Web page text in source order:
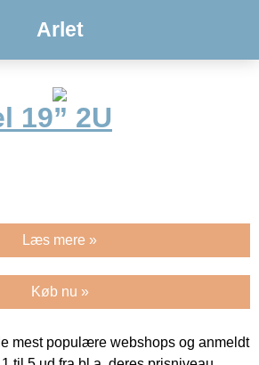
Arlet
19” 2U
Læs mere »
Køb nu »
mest populære webshops og anmeldt